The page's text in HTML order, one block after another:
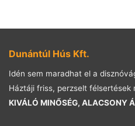
Dunántúl Hús Kft.
Idén sem maradhat el a
Háztáji friss, perzselt félsertések
KIVÁLÓ MINŐSÉG, ALACSONY